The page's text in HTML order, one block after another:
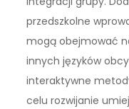
przedszkolne
mogą obejmować
innych języków
interaktywne
celu rozwijanie